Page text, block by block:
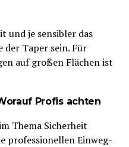
und je sensibler das
Taper sein. Für
auf großen Flächen ist
Profis achten
Thema Sicherheit
professionellen Einweg-